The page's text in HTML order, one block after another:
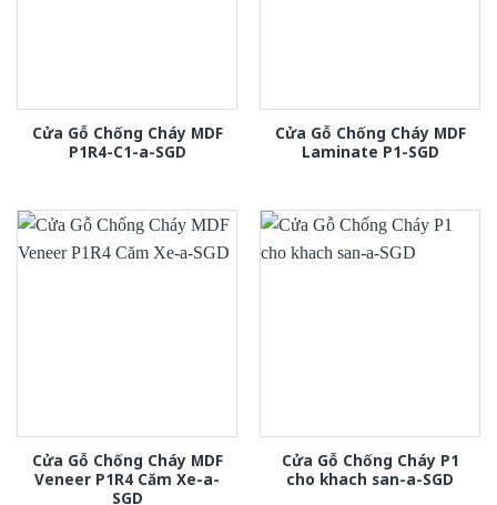
Cửa Gỗ Chống Cháy MDF
P1R4-C1-a-SGD
Cửa Gỗ Chống Cháy MDF
Laminate P1-SGD
Cửa Gỗ Chống Cháy MDF
Veneer P1R4 Căm Xe-a-
SGD
Cửa Gỗ Chống Cháy P1
cho khach san-a-SGD